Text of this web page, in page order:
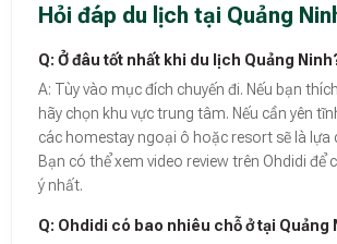
Hỏi đáp du lịch tại Quảng
Q: Ở đâu tốt nhất khi du lịch Quảng
A: Tùy vào mục đích chuyến đi. Nếu bạn
hãy chọn khu vực trung tâm. Nếu cần yên
các homestay ngoại ô hoặc resort sẽ là lựa
Bạn có thể xem video review trên Ohdidi để
ý nhất.
Q: Ohdidi có bao nhiêu chỗ ở tại Quảng